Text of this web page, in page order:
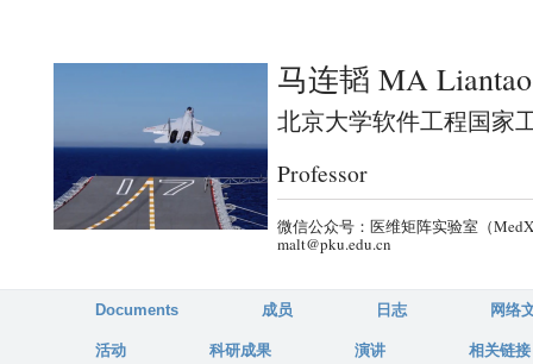
到
页
面
主
要
容
部
分
马连韬 MA Liantao
北京大学软件工程国家
Professor
微信公众号：医维矩阵实验室（
malt@pku.edu.cn
Documents 成员 日志 网络
活动 科研成果 演讲 相关链接